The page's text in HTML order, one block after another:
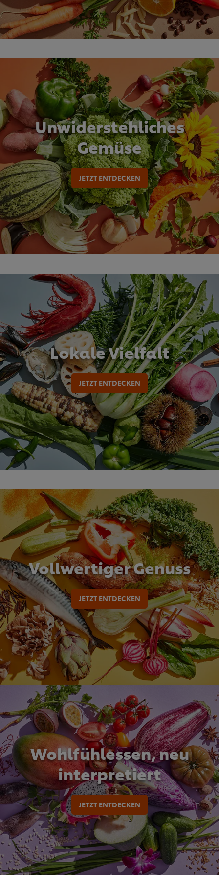
Unwiderstehliches
Gemüse
JETZT ENTDECKEN
Lokale Vielfalt
JETZT ENTDECKEN
Vollwertiger Genuss
JETZT ENTDECKEN
Wohlfühlessen, neu
interpretiert
JETZT ENTDECKEN